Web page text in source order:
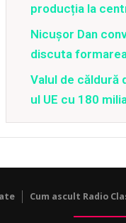
producția la
Nicușor Dan
discuta
Valul de căldură
ul UE cu 180
Cum ascult Radio